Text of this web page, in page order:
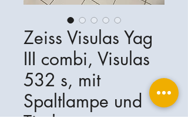
Zeiss Visulas Yag
III combi, Visulas
532 s, mit
Spaltlampe und